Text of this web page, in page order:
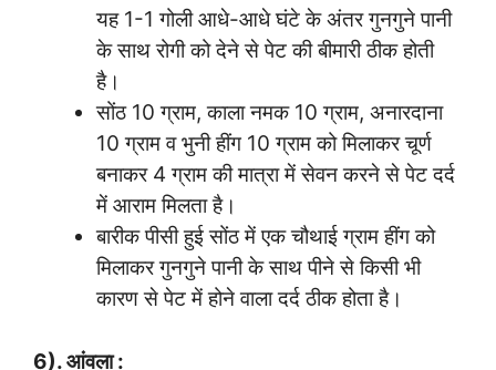
यह 1-1 गोली आधे-आधे घंटे के अंतर गुनगुने पानी
के साथ रोगी को देने से पेट की बीमारी ठीक होती
है।
सोंठ 10 ग्राम, काला नमक 10 ग्राम, अनारदाना
10 ग्राम व भुनी हींग 10 ग्राम को मिलाकर चूर्ण
बनाकर 4 ग्राम की मात्रा में सेवन करने से पेट दर्द
में आराम मिलता है।
बारीक पीसी हुई सोंठ में एक चौथाई ग्राम हींग को
मिलाकर गुनगुने पानी के साथ पीने से किसी भी
कारण से पेट में होने वाला दर्द ठीक होता है।
6). आंवला :